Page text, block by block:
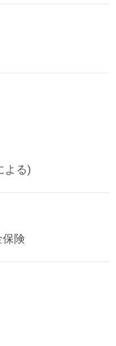
よる)
保険